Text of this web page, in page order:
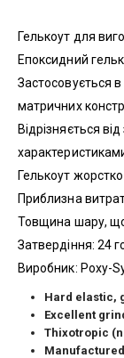
Гелькоут для
Епоксидний
Застосовується
матричних
Відрізняється
Гелькоут
Приблизна
Товщина шару,
Затвердіння: 24
Виробник: Poxy-
Hard elastic,
Excellent
Thixotropic